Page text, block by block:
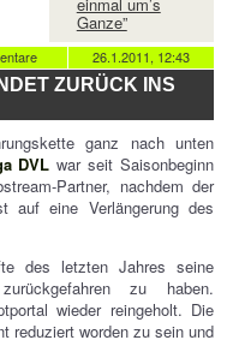
Ganze”
26.1.2011, 12:43
ZURÜCK INS
ganz nach unten
DVL war seit Saisonbeginn
Partner, nachdem der
auf eine Verlängerung des
des letzten Jahres seine
zu haben.
wieder reingeholt. Die
reduziert worden zu sein und